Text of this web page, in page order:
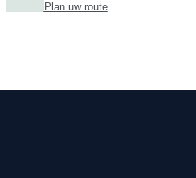
Plan uw route